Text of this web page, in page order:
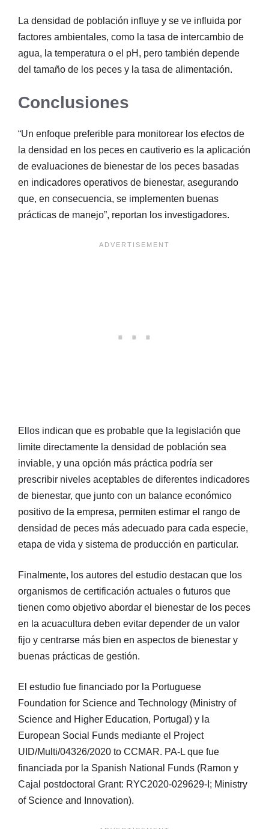
La densidad de población influye y se ve influida por
factores ambientales, como la tasa de intercambio de
agua, la temperatura o el pH, pero también depende
del tamaño de los peces y la tasa de alimentación.
Conclusiones
“Un enfoque preferible para monitorear los efectos de
la densidad en los peces en cautiverio es la aplicación
de evaluaciones de bienestar de los peces basadas
en indicadores operativos de bienestar, asegurando
que, en consecuencia, se implementen buenas
prácticas de manejo”, reportan los investigadores.
Ellos indican que es probable que la legislación que
limite directamente la densidad de población sea
inviable, y una opción más práctica podría ser
prescribir niveles aceptables de diferentes indicadores
de bienestar, que junto con un balance económico
positivo de la empresa, permiten estimar el rango de
densidad de peces más adecuado para cada especie,
etapa de vida y sistema de producción en particular.
Finalmente, los autores del estudio destacan que los
organismos de certificación actuales o futuros que
tienen como objetivo abordar el bienestar de los peces
en la acuacultura deben evitar depender de un valor
fijo y centrarse más bien en aspectos de bienestar y
buenas prácticas de gestión.
El estudio fue financiado por la Portuguese
Foundation for Science and Technology (Ministry of
Science and Higher Education, Portugal) y la
European Social Funds mediante el Project
UID/Multi/04326/2020 to CCMAR. PA-L que fue
financiada por la Spanish National Funds (Ramon y
Cajal postdoctoral Grant: RYC2020-029629-I; Ministry
of Science and Innovation).